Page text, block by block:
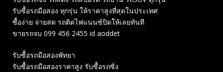
รับซื้อรถมือสอง ทุกรุ่น ให้ราคาสูงที่สุดในประเทศ
ซื้อง่าย จ่ายสด รถติดไฟแนนซ์ปิดให้เลยทันที
ขายรถจบ 099 456 2455 id aoddet
รับซื้อรถมือสองพัทยา
รับซื้อรถมือสองราคาสูง รับซื้อรถซิ่ง